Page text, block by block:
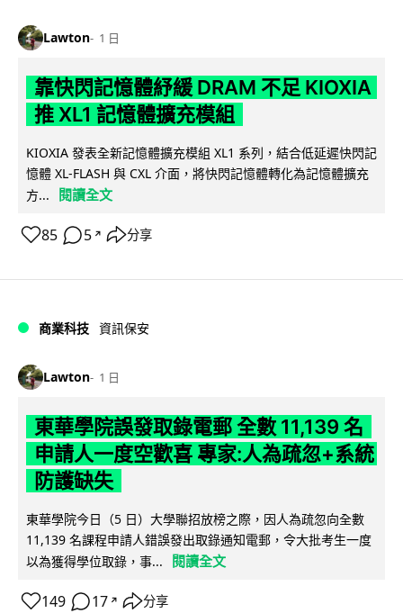
Lawton 1 日
靠快閃記憶體紓緩 DRAM 不足 KIOXIA
推 XL1 記憶體擴充模組
KIOXIA 發表全新記憶體擴充模組 XL1 系列，結合低延遲快閃記
憶體 XL-FLASH 與 CXL 介面，將快閃記憶體轉化為記憶體擴充
方...
閱讀全文
85 5 ↗ 分享
商業科技 資訊保安
Lawton 1 日
東華學院誤發取錄電郵 全數 11,139 名
申請人一度空歡喜 專家:人為疏忽+系統
防護缺失
東華學院今日（5 日）大學聯招放榜之際，因人為疏忽向全數
11,139 名課程申請人錯誤發出取錄通知電郵，令大批考生一度
以為獲得學位取錄，事...
閱讀全文
149 17 ↗ 分享